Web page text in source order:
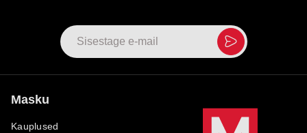
Masku
Kauplused